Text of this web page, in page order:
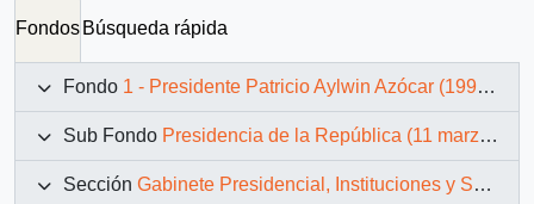
Fondos Búsqueda rápida
Fondo 1 - Presidente Patricio Aylwin Azócar (1990-1994)
Sub Fondo Presidencia de la República (11 marzo 1990 – 11 marzo 1994)
Sección Gabinete Presidencial, Instituciones y Servicios